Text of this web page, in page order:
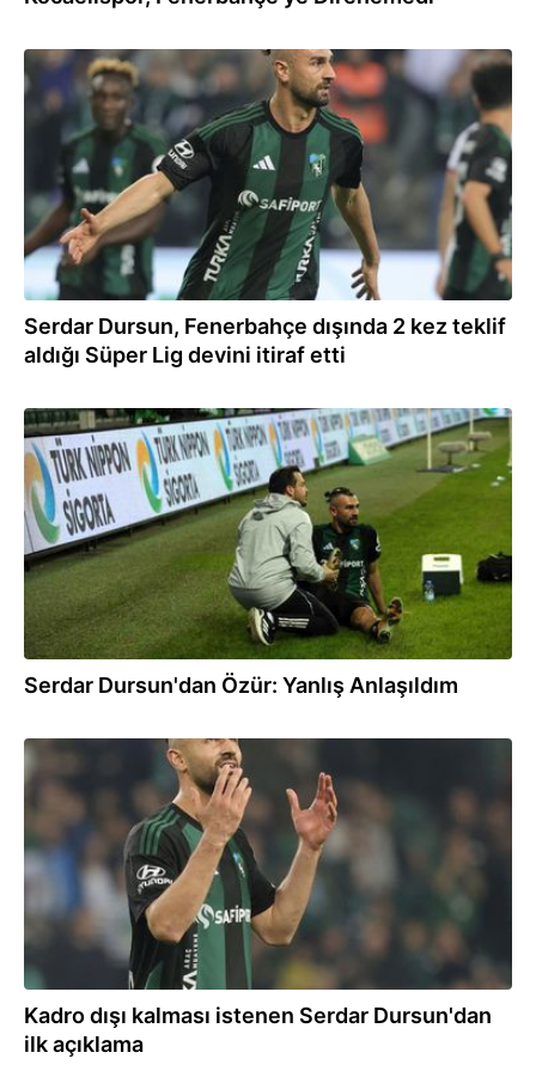
22.12.2025
Serdar Dursun, Fenerbahçe dışında 2 kez teklif
aldığı Süper Lig devini itiraf etti
03.12.2025
Serdar Dursun'dan Özür: Yanlış Anlaşıldım
Kadro dışı kalması istenen Serdar Dursun'dan
ilk açıklama